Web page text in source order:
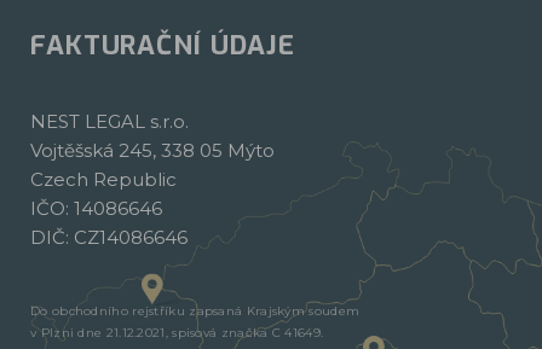
FAKTURAČNÍ ÚDAJE
NEST LEGAL s.r.o.
Vojtěšská 245, 338 05 Mýto
Czech Republic
IČO: 14086646
DIČ: CZ14086646
Do obchodního rejstříku zapsaná Krajským soudem
v Plzni dne 21.12.2021, spisová značka C 41649.